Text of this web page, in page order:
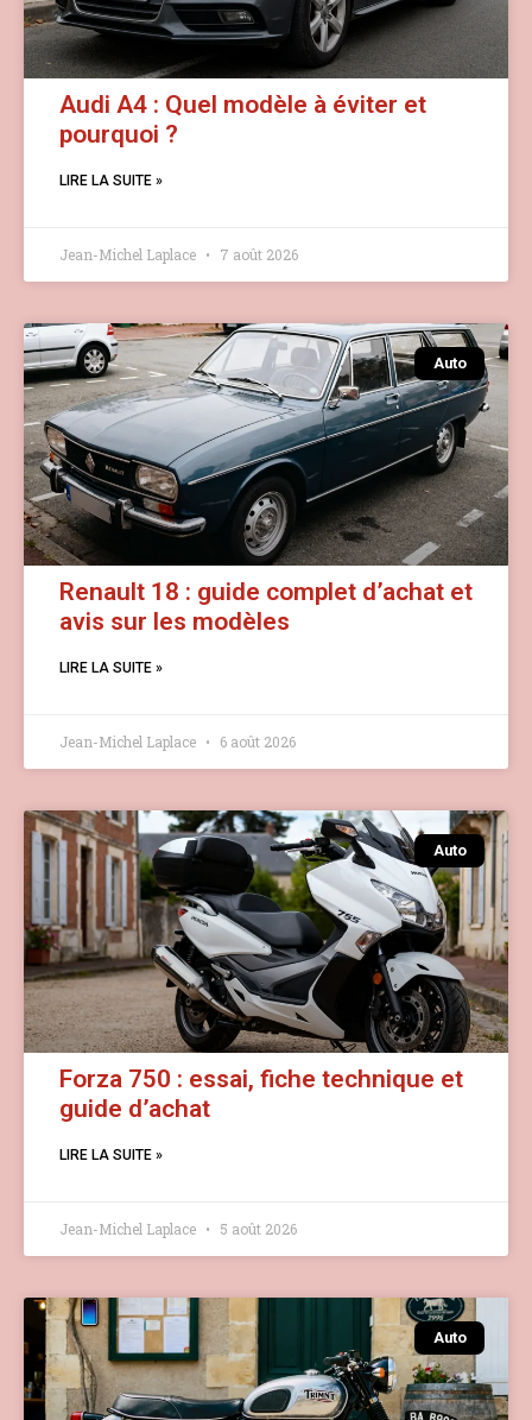
Audi A4 : Quel modèle à éviter et
pourquoi ?
LIRE LA SUITE »
Jean-Michel Laplace 7 août 2026
Auto
Renault 18 : guide complet d’achat et
avis sur les modèles
LIRE LA SUITE »
Jean-Michel Laplace 6 août 2026
Auto
Forza 750 : essai, fiche technique et
guide d’achat
LIRE LA SUITE »
Jean-Michel Laplace 5 août 2026
Auto